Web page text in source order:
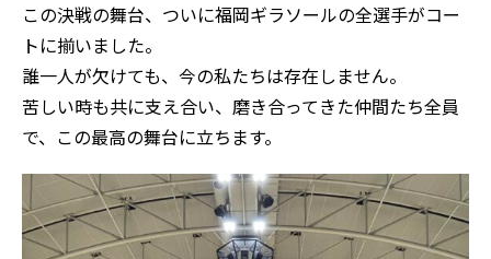
この決戦の舞台、ついに福岡ギラソールの全選手がコー
トに揃いました。
誰一人が欠けても、今の私たちは存在しません。
苦しい時も共に支え合い、磨き合ってきた仲間たち全員
で、この最高の舞台に立ちます。